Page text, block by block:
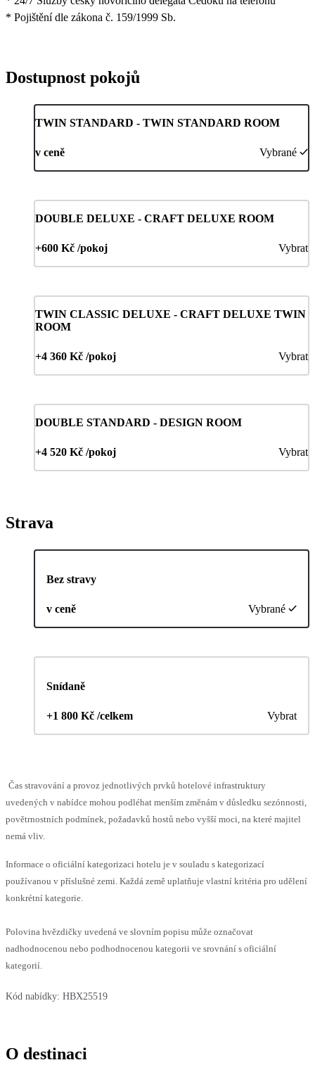
* Pojištění dle zákona č. 159/1999 Sb.
Dostupnost pokojů
TWIN STANDARD - TWIN STANDARD ROOM
v ceně Vybrané
DOUBLE DELUXE - CRAFT DELUXE ROOM
+600 Kč /pokoj Vybrat
TWIN CLASSIC DELUXE - CRAFT DELUXE TWIN
ROOM
+4 360 Kč /pokoj Vybrat
DOUBLE STANDARD - DESIGN ROOM
+4 520 Kč /pokoj Vybrat
Strava
Bez stravy
v ceně Vybrané
Snídaně
+1 800 Kč /celkem Vybrat
Čas stravování a provoz jednotlivých prvků hotelové infrastruktury
uvedených v nabídce mohou podléhat menším změnám v důsledku sezónnosti,
povětrnostních podmínek, požadavků hostů nebo vyšší moci, na které majitel
nemá vliv.
Informace o oficiální kategorizaci hotelu je v souladu s kategorizací
používanou v příslušné zemi. Každá země uplatňuje vlastní kritéria pro udělení
konkrétní kategorie.
Polovina hvězdičky uvedená ve slovním popisu může označovat
nadhodnocenou nebo podhodnocenou kategorii ve srovnání s oficiální
kategorií.
Kód nabídky: HBX25519
O destinaci